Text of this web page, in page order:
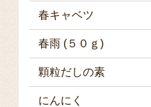
春キャベツ
春雨 (５０ｇ)
顆粒だしの素
にんにく